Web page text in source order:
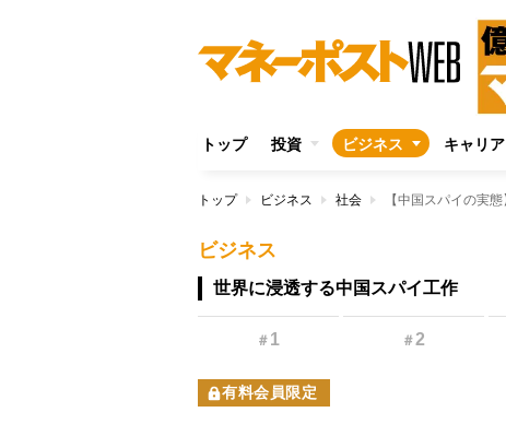
トップ 投資 ビジネス キャリア
トップ ビジネス 社会
ビジネス
世界に浸透する中国スパイ工作
＃ 1 ＃2
有料会員限定